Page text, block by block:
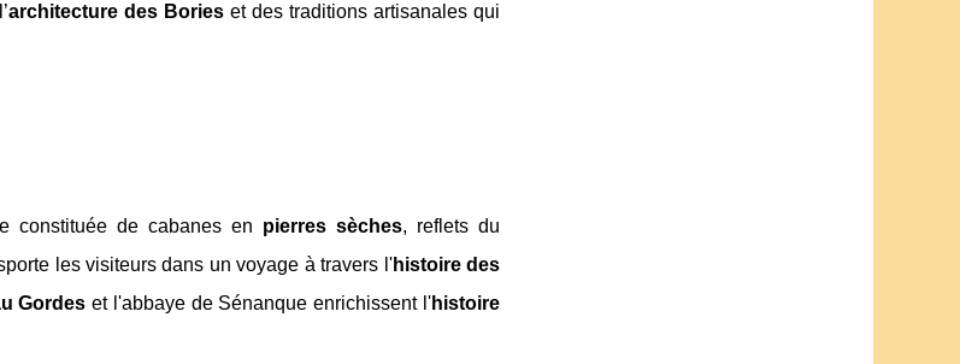
architecture des Bories et des traditions artisanales qui
constituée de cabanes en pierres sèches, reflets du
les visiteurs dans un voyage à travers l'histoire des
Gordes et l'abbaye de Sénanque enrichissent l'histoire